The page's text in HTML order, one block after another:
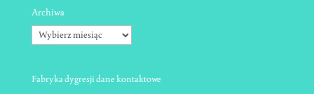
Archiwa
Archiwa
Fabryka dygresji dane kontaktowe